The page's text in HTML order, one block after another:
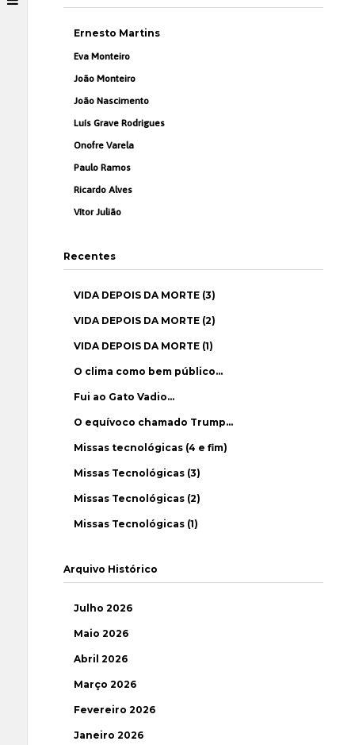
Ernesto Martins
Eva Monteiro
João Monteiro
João Nascimento
Luís Grave Rodrigues
Onofre Varela
Paulo Ramos
Ricardo Alves
Vítor Julião
Recentes
VIDA DEPOIS DA MORTE (3)
VIDA DEPOIS DA MORTE (2)
VIDA DEPOIS DA MORTE (1)
O clima como bem público…
Fui ao Gato Vadio…
O equívoco chamado Trump…
Missas tecnológicas (4 e fim)
Missas Tecnológicas (3)
Missas Tecnológicas (2)
Missas Tecnológicas (1)
Arquivo Histórico
Julho 2026
Maio 2026
Abril 2026
Março 2026
Fevereiro 2026
Janeiro 2026